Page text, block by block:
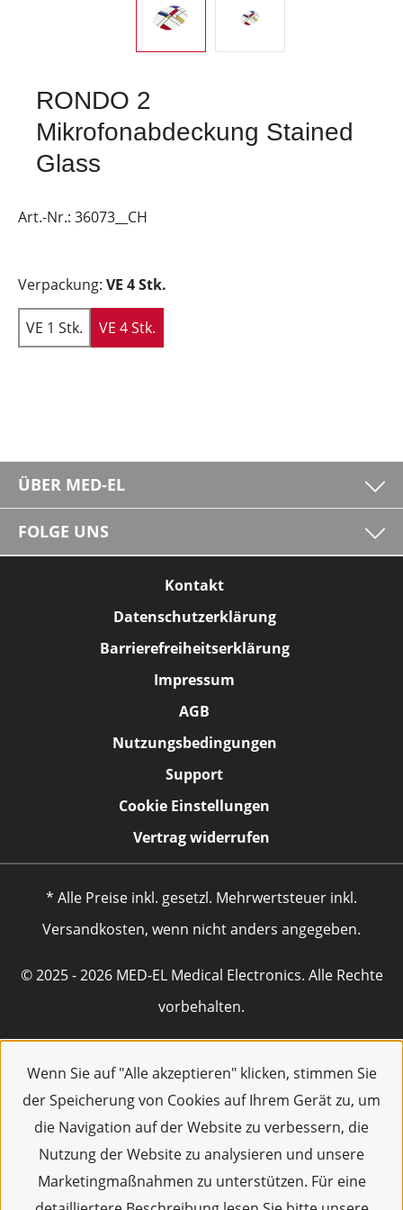
Wenn Sie auf "Alle akzeptieren" klicken, stimmen Sie
der Speicherung von Cookies auf Ihrem Gerät zu, um
die Navigation auf der Website zu verbessern, die
Nutzung der Website zu analysieren und unsere
Marketingmaßnahmen zu unterstützen. Für eine
RONDO 2
Mikrofonabdeckung Stained
Glass
Art.-Nr.: 36073__CH
Verpackung: VE 4 Stk.
VE 1 Stk. VE 4 Stk.
ÜBER MED-EL
FOLGE UNS
Kontakt
Datenschutzerklärung
Barrierefreiheitserklärung
Impressum
AGB
Nutzungsbedingungen
Support
Cookie Einstellungen
Vertrag widerrufen
* Alle Preise inkl. gesetzl. Mehrwertsteuer inkl.
Versandkosten, wenn nicht anders angegeben.
© 2025 - 2026 MED-EL Medical Electronics. Alle Rechte
vorbehalten.